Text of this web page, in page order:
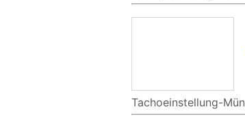
Tachoeinstellung-